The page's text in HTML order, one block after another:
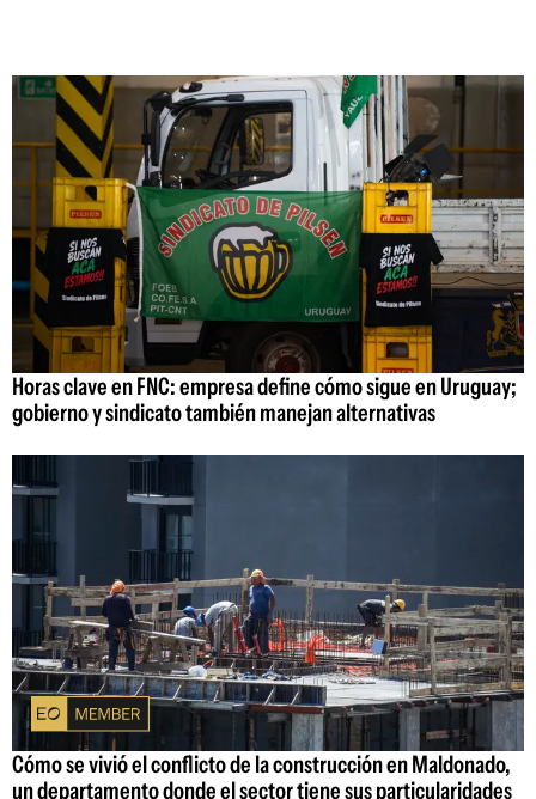
Horas clave en FNC: empresa define cómo sigue en Uruguay;
gobierno y sindicato también manejan alternativas
Cómo se vivió el conflicto de la construcción en Maldonado,
un departamento donde el sector tiene sus particularidades